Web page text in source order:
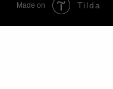
Made on Tilda